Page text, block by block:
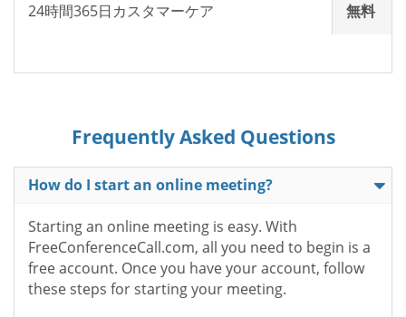
24時間365日カスタマーケア 無料
Frequently Asked Questions
How do I start an online meeting?
Starting an online meeting is easy. With
FreeConferenceCall.com, all you need to begin is a
free account. Once you have your account, follow
these steps for starting your meeting.